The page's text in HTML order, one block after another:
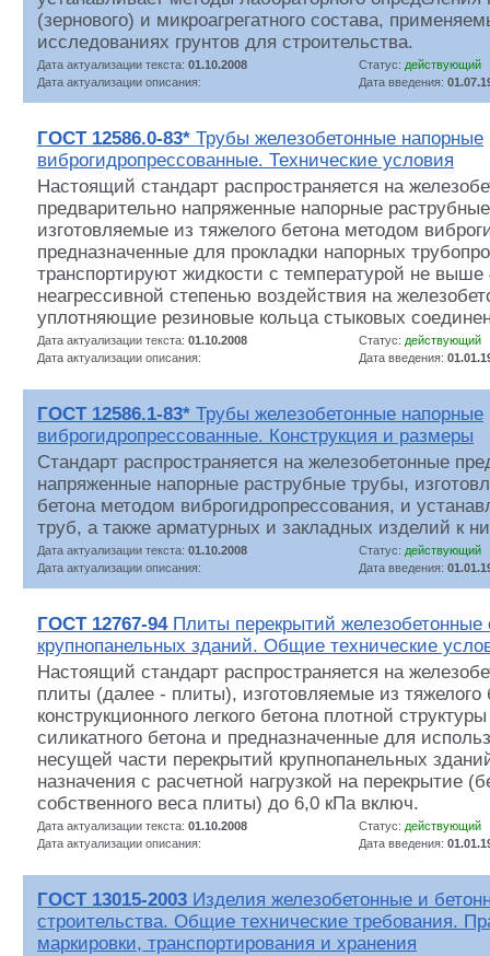
(зернового) и микроагрегатного состава,
исследованиях грунтов для строительства.
Дата актуализации текста: 01.10.2008 Статус: действующий
Дата актуализации описания:
Дата введения:
ГОСТ 12586.0-83* Трубы железобетонные напорные
виброгидропрессованные. Технические условия
Настоящий стандарт распространяется на
предварительно напряженные напорные
изготовляемые из тяжелого бетона методом
предназначенные для прокладки напорных
транспортируют жидкости с температурой не выше
неагрессивной степенью воздействия на
уплотняющие резиновые кольца стыковых
Дата актуализации текста: 01.10.2008 Статус: действующий
Дата актуализации описания:
Дата введения:
ГОСТ 12586.1-83* Трубы железобетонные напорные
виброгидропрессованные. Конструкция и размеры
Стандарт распространяется на железобетонные
напряженные напорные раструбные трубы,
бетона методом виброгидропрессования, и
труб, а также арматурных и закладных изделий к
Дата актуализации текста: 01.10.2008 Статус: действующий
Дата актуализации описания:
Дата введения:
ГОСТ 12767-94Плиты перекрытий
крупнопанельных зданий. Общие технические
Настоящий стандарт распространяется на
плиты (далее - плиты), изготовляемые из тяжелого
конструкционного легкого бетона плотной
силикатного бетона и предназначенные для
несущей части перекрытий крупнопанельных
назначения с расчетной нагрузкой на перекрытие
собственного веса плиты) до 6,0 кПа включ.
Дата актуализации текста: 01.10.2008 Статус: действующий
Дата актуализации описания:
Дата введения:
ГОСТ 13015-2003 Изделия железобетонные и
строительства. Общие технические требования.
маркировки, транспортирования и хранения